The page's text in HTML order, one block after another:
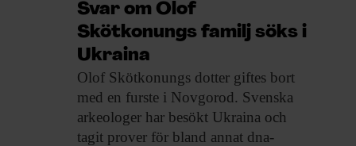
Svar om Olof
Skötkonungs familj söks i
Ukraina
Olof Skötkonungs dotter giftes bort
med en furste i Novgorod. Svenska
arkeologer har besökt Ukraina och
tagit prover för bland annat dna-